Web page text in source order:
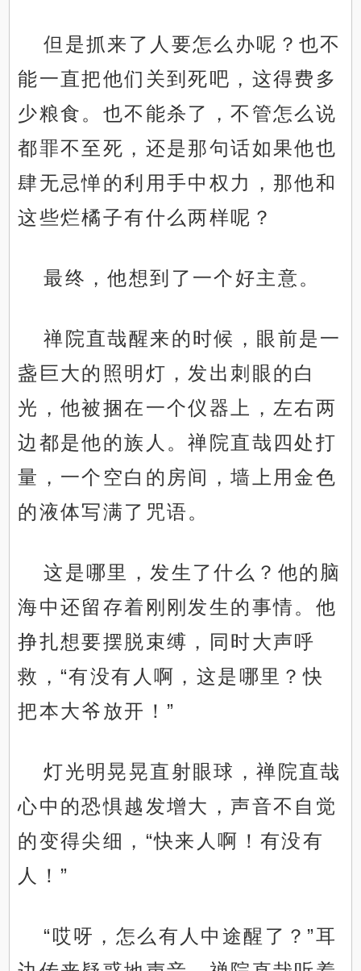
但是抓来了人要怎么办呢？也不
能一直把他们关到死吧，这得费多
少粮食。也不能杀了，不管怎么说
都罪不至死，还是那句话如果他也
肆无忌惮的利用手中权力，那他和
这些烂橘子有什么两样呢？
最终，他想到了一个好主意。
禅院直哉醒来的时候，眼前是一
盏巨大的照明灯，发出刺眼的白
光，他被捆在一个仪器上，左右两
边都是他的族人。禅院直哉四处打
量，一个空白的房间，墙上用金色
的液体写满了咒语。
这是哪里，发生了什么？他的脑
海中还留存着刚刚发生的事情。他
挣扎想要摆脱束缚，同时大声呼
救，“有没有人啊，这是哪里？快
把本大爷放开！”
灯光明晃晃直射眼球，禅院直哉
心中的恐惧越发增大，声音不自觉
的变得尖细，“快来人啊！有没有
人！”
“哎呀，怎么有人中途醒了？”耳